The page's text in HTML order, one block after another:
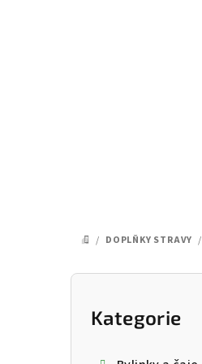
DOMŮ
/ DOPLŇKY STRAVY /
P
Přeskočit
kategorie
Kategorie